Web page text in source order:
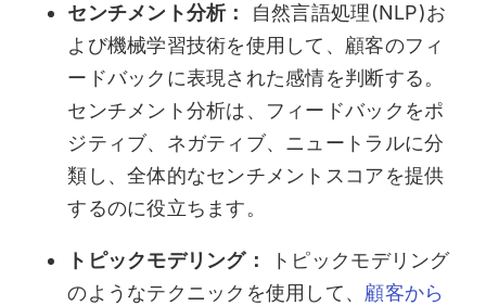
センチメント分析：
自然言語処理(NLP)お
よび機械学習技術を使用して、顧客のフィ
ードバックに表現された感情を判断する。
センチメント分析は、フィードバックをポ
ジティブ、ネガティブ、ニュートラルに分
類し、全体的なセンチメントスコアを提供
するのに役立ちます。
トピックモデリング：
トピックモデリング
のようなテクニックを使用して、 顧客から